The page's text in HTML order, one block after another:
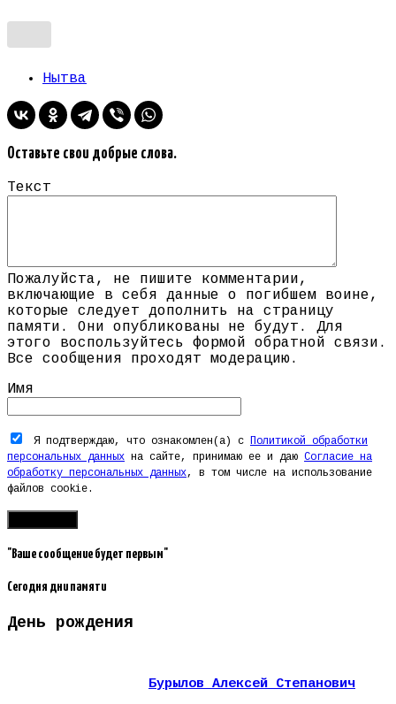
Нытва
Оставьте свои добрые слова.
Текст
Пожалуйста, не пишите комментарии,
включающие в себя данные о погибшем воине,
которые следует дополнить на страницу
памяти. Они опубликованы не будут. Для
этого воспользуйтесь формой обратной связи.
Все сообщения проходят модерацию.
Имя
Я подтверждаю, что ознакомлен(а) с
Политикой обработки
персональных данных на сайте, принимаю ее и даю Согласие на
обработку персональных данных, в том числе на использование
файлов cookie.
"Ваше сообщение будет первым"
Сегодня дни памяти
День рождения
Бурылов Алексей Степанович